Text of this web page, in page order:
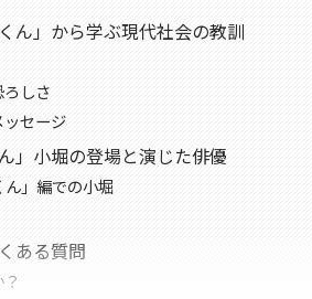
ん」から学ぶ現代社会の教訓
しさ
セージ
」小堀の登場と演じた俳優
ん」編での小堀
ある質問